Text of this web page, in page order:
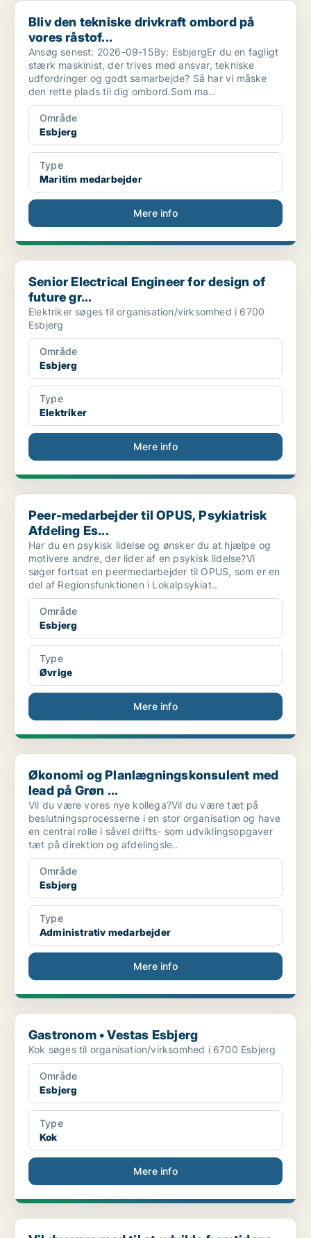
Bliv den tekniske drivkraft ombord på vores råstof...
Bliv den tekniske drivkraft ombord på
vores råstof...
Ansøg senest: 2026-09-15By: EsbjergEr du en fagligt
stærk maskinist, der trives med ansvar, tekniske
udfordringer og godt samarbejde? Så har vi måske
den rette plads til dig ombord.Som ma..
Område
Esbjerg
Type
Maritim medarbejder
Mere info
Senior Electrical Engineer for design of future gr...
Senior Electrical Engineer for design of
future gr...
Elektriker søges til organisation/virksomhed i 6700
Esbjerg
Område
Esbjerg
Type
Elektriker
Mere info
Peer-medarbejder til OPUS, Psykiatrisk Afdeling Es...
Peer-medarbejder til OPUS, Psykiatrisk
Afdeling Es...
Har du en psykisk lidelse og ønsker du at hjælpe og
motivere andre, der lider af en psykisk lidelse?Vi
søger fortsat en peermedarbejder til OPUS, som er en
del af Regionsfunktionen i Lokalpsykiat..
Område
Esbjerg
Type
Øvrige
Mere info
Økonomi og Planlægningskonsulent med lead på Grøn ...
Økonomi og Planlægningskonsulent med
lead på Grøn ...
Vil du være vores nye kollega?Vil du være tæt på
beslutningsprocesserne i en stor organisation og have
en central rolle i såvel drifts- som udviklingsopgaver
tæt på direktion og afdelingsle..
Område
Esbjerg
Type
Administrativ medarbejder
Mere info
Gastronom • Vestas Esbjerg
Gastronom • Vestas Esbjerg
Kok søges til organisation/virksomhed i 6700 Esbjerg
Område
Esbjerg
Type
Kok
Mere info
Vil du være med til at udvikle fremtidens sundheds...